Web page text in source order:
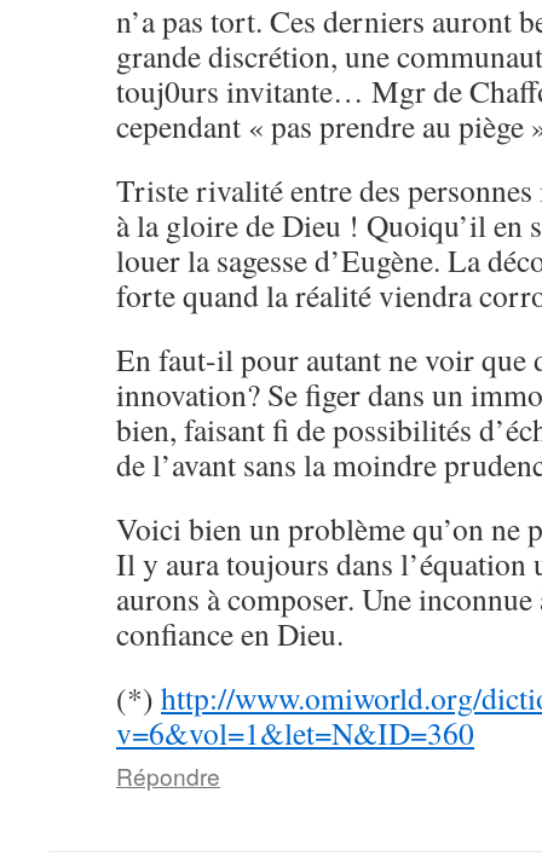
n’a pas tort. Ces derniers auront
grande discrétion, une
touj0urs invitante… Mgr de
cependant « pas prendre au piège
Triste rivalité entre des personnes
à la gloire de Dieu ! Quoiqu’il en
louer la sagesse d’Eugène. La
forte quand la réalité viendra
En faut-il pour autant ne voir que
innovation? Se figer dans un
bien, faisant fi de possibilités
de l’avant sans la moindre
Voici bien un problème qu’on ne
Il y aura toujours dans l’équation
aurons à composer. Une
confiance en Dieu.
(*) http://www.omiworld.org/
v=6&vol=1&let=N&ID=360
Répondre